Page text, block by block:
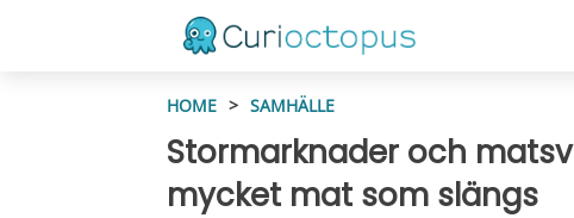
HOME > SAMHÄLLE
Stormarknader och
mycket mat som slängs